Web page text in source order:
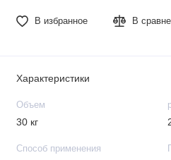
В избранное В
Характеристики
Объем
30 кг
Способ применения